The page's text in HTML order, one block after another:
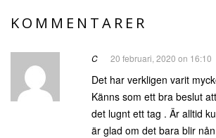
KOMMENTARER
C 20 februari, 2020 on 16:10
Det har verkligen varit
Känns som ett bra beslut
det lugnt ett tag . Är alltid
är glad om det bara blir